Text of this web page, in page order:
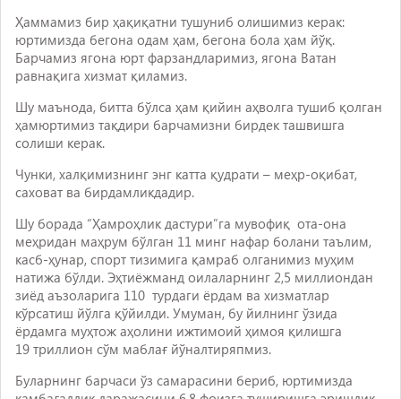
Ҳаммамиз бир ҳақиқатни тушуниб олишимиз керак:
юртимизда бегона одам ҳам, бегона бола ҳам йўқ.
Барчамиз ягона юрт фарзандларимиз, ягона Ватан
равнақига хизмат қиламиз.
Шу маънода, битта бўлса ҳам қийин аҳволга тушиб қолган
ҳамюртимиз тақдири барчамизни бирдек ташвишга
солиши керак.
Чунки, халқимизнинг энг катта қудрати – меҳр-оқибат,
саховат ва бирдамликдадир.
Шу борада “Ҳамроҳлик дастури”га мувофиқ ота-она
меҳридан маҳрум бўлган 11 минг нафар болани таълим,
касб-ҳунар, спорт тизимига қамраб олганимиз муҳим
натижа бўлди. Эҳтиёжманд оилаларнинг 2,5 миллиондан
зиёд аъзоларига 110 турдаги ёрдам ва хизматлар
кўрсатиш йўлга қўйилди. Умуман, бу йилнинг ўзида
ёрдамга муҳтож аҳолини ижтимоий ҳимоя қилишга
19 триллион сўм маблағ йўналтиряпмиз.
Буларнинг барчаси ўз самарасини бериб, юртимизда